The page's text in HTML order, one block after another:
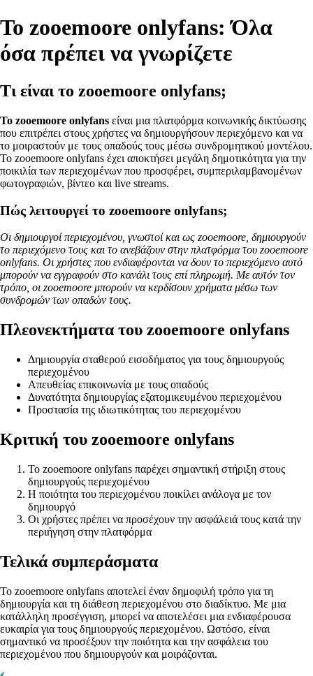
Το zooemoore onlyfans: Όλα
όσα πρέπει να γνωρίζετε
Τι είναι το zooemoore onlyfans;
Το zooemoore onlyfans είναι μια πλατφόρμα κοινωνικής δικτύωσης
που επιτρέπει στους χρήστες να δημιουργήσουν περιεχόμενο και να
το μοιραστούν με τους οπαδούς τους μέσω συνδρομητικού μοντέλου.
Το zooemoore onlyfans έχει αποκτήσει μεγάλη δημοτικότητα για την
ποικιλία των περιεχομένων που προσφέρει, συμπεριλαμβανομένων
φωτογραφιών, βίντεο και live streams.
Πώς λειτουργεί το zooemoore onlyfans;
Οι δημιουργοί περιεχομένου, γνωστοί και ως zooemoore, δημιουργούν
το περιεχόμενο τους και το ανεβάζουν στην πλατφόρμα του zooemoore
onlyfans. Οι χρήστες που ενδιαφέρονται να δουν το περιεχόμενο αυτό
μπορούν να εγγραφούν στο κανάλι τους επί πληρωμή. Με αυτόν τον
τρόπο, οι zooemoore μπορούν να κερδίσουν χρήματα μέσω των
συνδρομών των οπαδών τους.
Πλεονεκτήματα του zooemoore onlyfans
Δημιουργία σταθερού εισοδήματος για τους δημιουργούς
περιεχομένου
Απευθείας επικοινωνία με τους οπαδούς
Δυνατότητα δημιουργίας εξατομικευμένου περιεχομένου
Προστασία της ιδιωτικότητας του περιεχομένου
Κριτική του zooemoore onlyfans
Το zooemoore onlyfans παρέχει σημαντική στήριξη στους
δημιουργούς περιεχομένου
Η ποιότητα του περιεχομένου ποικίλει ανάλογα με τον
δημιουργό
Οι χρήστες πρέπει να προσέχουν την ασφάλειά τους κατά την
περιήγηση στην πλατφόρμα
Τελικά συμπεράσματα
Το zooemoore onlyfans αποτελεί έναν δημοφιλή τρόπο για τη
δημιουργία και τη διάθεση περιεχομένου στο διαδίκτυο. Με μια
κατάλληλη προσέγγιση, μπορεί να αποτελέσει μια ενδιαφέρουσα
ευκαιρία για τους δημιουργούς περιεχομένου. Ωστόσο, είναι
σημαντικό να προσέξουν την ποιότητα και την ασφάλεια του
περιεχομένου που δημιουργούν και μοιράζονται.